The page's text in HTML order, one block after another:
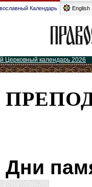
Календарь English
Церковный календарь 2026
Дни